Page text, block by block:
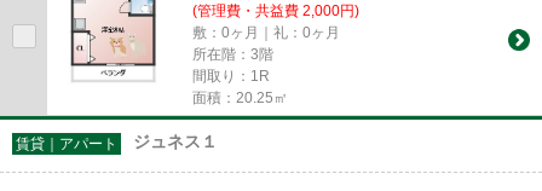
(管理費・共益費 2,000円)
敷：0ヶ月｜礼：0ヶ月
所在階：3階
間取り：1R
面積：20.25㎡
賃貸｜アパート ジュネス１